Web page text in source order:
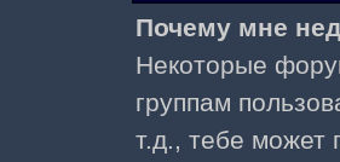
Почему мне
Некоторые
группам
т.д., тебе может